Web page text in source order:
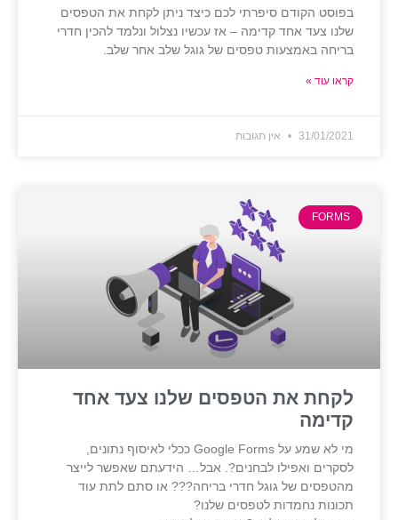
בפוסט הקודם סיפרתי לכם כיצד ניתן לקחת את הטפסים
שלנו צעד אחד קדימה – אז עכשיו נצלול ונלמד להכין חדרי
בריחה באמצעות טפסים של גוגל שלב אחר שלב.
קראו עוד »
31/01/2021 אין תגובות
FORMS
לקחת את הטפסים שלנו צעד אחד
קדימה
מי לא שמע על Google Forms ככלי לאיסוף נתונים,
לסקרים ואפילו לבחנים?. אבל… הידעתם שאפשר לייצר
מהטפסים של גוגל חדרי בריחה??? או סתם לתת עוד
תכונות נחמדות לטפסים שלנו?